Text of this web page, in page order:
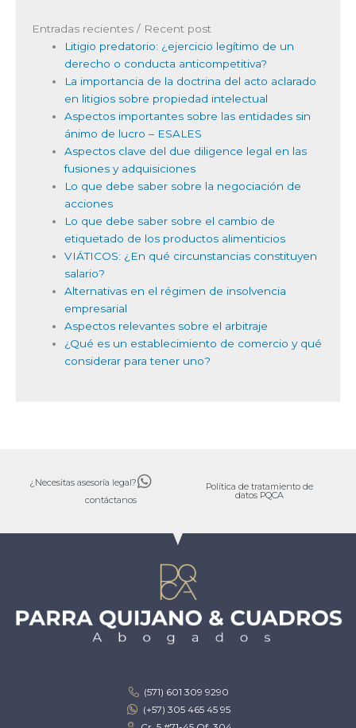
Entradas recientes / Recent post
Litigio predatorio: ¿ejercicio legítimo de un
derecho o conducta anticompetitiva?
La importancia de la doctrina del acto aclarado
en litigios sobre propiedad intelectual
Aspectos importantes sobre las entidades sin
ánimo de lucro – ESALES
Aspectos clave del due diligence legal en las
fusiones y adquisiciones
Lo que debe saber sobre la negociación de
acciones
Lo que debe saber sobre el cambio de
etiquetado de los productos alimenticios
VIÁTICOS: ¿En qué circunstancias constituyen
salario?
Alternativas en el régimen de insolvencia
empresarial
Aspectos relevantes sobre el arbitraje
¿Qué es un establecimiento de comercio y qué
considerar para tener uno?
¿Necesitas asesoría legal?
contáctanos
Política de tratamiento de
datos PQCA
(571) 601 309 9290
(+57) 305 465 45 95